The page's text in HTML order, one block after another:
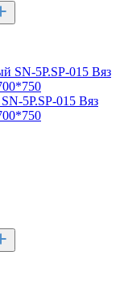
5P.SP-015 Вяз